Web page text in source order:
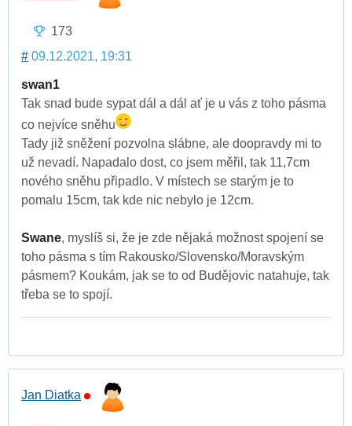
173
# 09.12.2021, 19:31
swan1
Tak snad bude sypat dál a dál ať je u vás z toho pásma
co nejvíce sněhu
Tady již sněžení pozvolna slábne, ale doopravdy mi to
už nevadí. Napadalo dost, co jsem měřil, tak 11,7cm
nového sněhu připadlo. V místech se starým je to
pomalu 15cm, tak kde nic nebylo je 12cm.
Swane, myslíš si, že je zde nějaká možnost spojení se
toho pásma s tím Rakousko/Slovensko/Moravským
pásmem? Koukám, jak se to od Budějovic natahuje, tak
třeba se to spojí.
Jan Diatka